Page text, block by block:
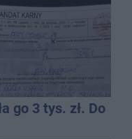
go 3 tys. zł. Do